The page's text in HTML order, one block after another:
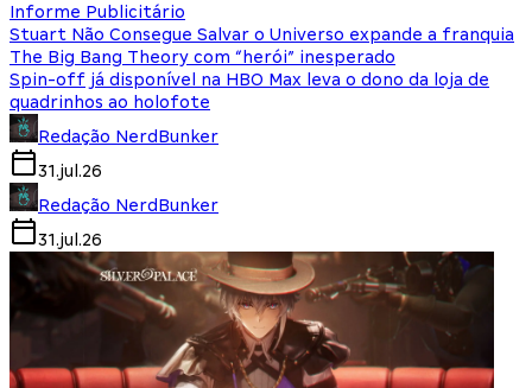
Informe Publicitário
Stuart Não Consegue Salvar o Universo expande a franquia
The Big Bang Theory com “herói” inesperado
Spin-off já disponível na HBO Max leva o dono da loja de
quadrinhos ao holofote
Redação NerdBunker
31.jul.26
Redação NerdBunker
31.jul.26